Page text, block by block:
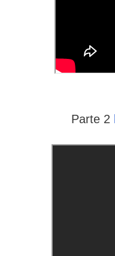
Parte 2